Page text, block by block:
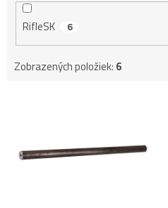
RifleSK 6
Zobrazených položiek: 6